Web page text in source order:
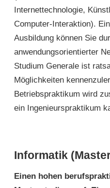
Internettechnologie,
Computer-Interaktion).
Ausbildung können Sie
anwendungsorientierter
Studium Generale ist
Möglichkeiten
Betriebspraktikum wird
ein Ingenieurspraktikum
Informatik
Einen hohen